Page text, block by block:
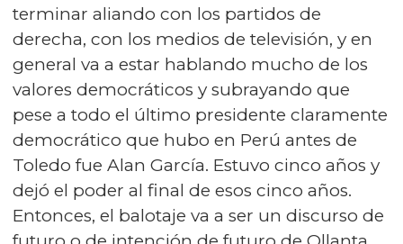
terminar aliando con los partidos de
derecha, con los medios de televisión, y en
general va a estar hablando mucho de los
valores democráticos y subrayando que
pese a todo el último presidente claramente
democrático que hubo en Perú antes de
Toledo fue Alan García. Estuvo cinco años y
dejó el poder al final de esos cinco años.
Entonces, el balotaje va a ser un discurso de